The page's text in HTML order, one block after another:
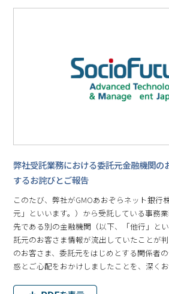
弊社受託業務における委託元金融機関の
するお詫びとご報告
このたび、弊社がGMOあおぞらネット銀行
元」といいます。）から受託している事務
先である別の金融機関（以下、「他行」と
託元のお客さま情報が流出していたことが
のお客さま、委託元をはじめとする関係者
惑とご心配をおかけしましたことを、深くお